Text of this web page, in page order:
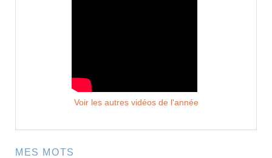
Voir les autres vidéos de l'année
MES MOTS